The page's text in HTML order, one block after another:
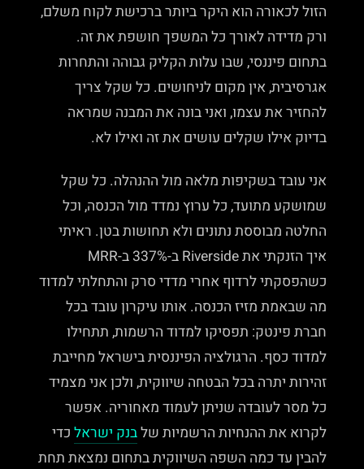
הזול לכאורה הוא היקר ביותר ברכישת לקוח משלם,
ורק מדידה לאורך כל המשפך חושפת את זה.
בתחום פיננסי, שבו עלות הקליק גבוהה והתחרות
אגרסיבית, אין מקום לניחושים. כל שקל צריך
להחזיר את עצמו, ואני בונה את המבנה שמראה
בדיוק אילו שקלים עושים את זה ואילו לא.
אני עובד בשקיפות מלאה מול ההנהלה. כל שקל
שמושקע מתועד, כל ערוץ נמדד מול הכנסה, וכל
החלטה מבוססת נתונים ולא תחושות בטן. ראיתי
איך הזנקתי את Riverside ב-337% ב-MRR
כשהפסקתי לרדוף אחרי מדדי סרק והתחלתי למדוד
מה שבאמת מזיז הכנסה. אותו עיקרון עובד בכל
חברת פינטק: תפסיקו למדוד הרשמות, תתחילו
למדוד כסף. הרגולציה הפיננסית בישראל מחייבת
זהירות יתרה בכל הבטחה שיווקית, ולכן אני מצמיד
כל מסר לעובדה שניתן לעמוד מאחוריה. אפשר
לקרוא את ההנחיות הרשמיות שלבנק ישראל כדי
להבין עד כמה השפה השיווקית בתחום נמצאת תחת